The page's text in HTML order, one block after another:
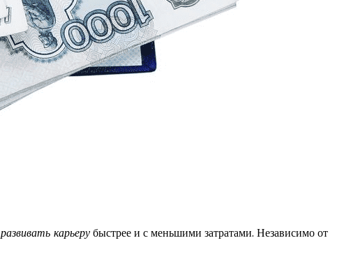
развивать карьерубыстрее и с меньшими затратами. Независимо от